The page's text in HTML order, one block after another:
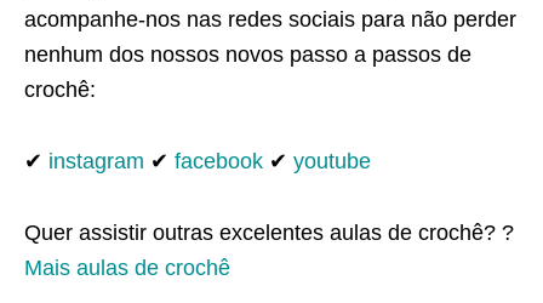
acompanhe-nos nas redes sociais para não perder
nenhum dos nossos novos passo a passos de
crochê:
✔ instagram ✔ facebook ✔ youtube
Quer assistir outras excelentes aulas de crochê? ?
Mais aulas de crochê